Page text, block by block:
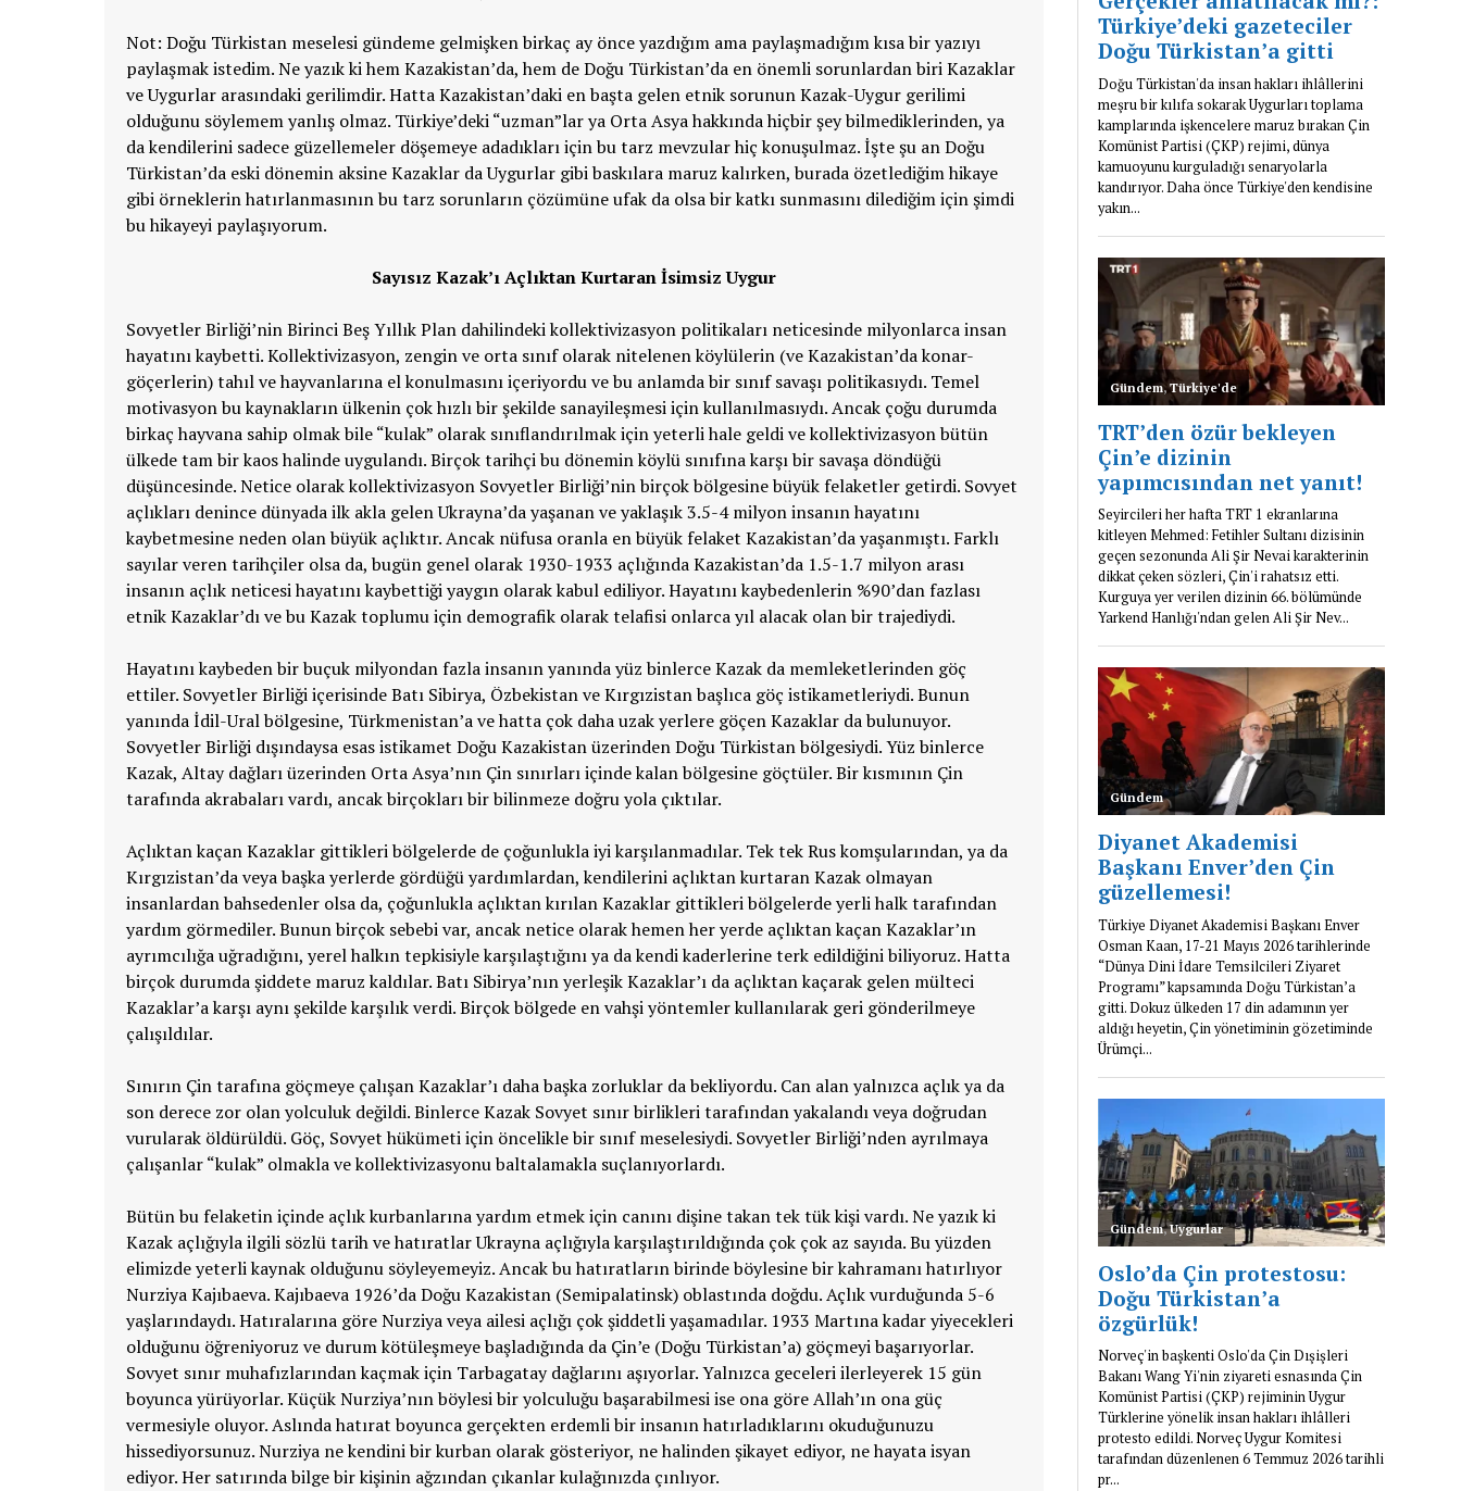
Not: Doğu Türkistan meselesi gündeme gelmişken birkaç ay önce yazdığım ama paylaşmadığım kısa bir yazıyı
paylaşmak istedim. Ne yazık ki hem Kazakistan’da, hem de Doğu Türkistan’da en önemli sorunlardan biri Kazaklar
ve Uygurlar arasındaki gerilimdir. Hatta Kazakistan’daki en başta gelen etnik sorunun Kazak-Uygur gerilimi
olduğunu söylemem yanlış olmaz. Türkiye’deki “uzman”lar ya Orta Asya hakkında hiçbir şey bilmediklerinden, ya
da kendilerini sadece güzellemeler döşemeye adadıkları için bu tarz mevzular hiç konuşulmaz. İşte şu an Doğu
Türkistan’da eski dönemin aksine Kazaklar da Uygurlar gibi baskılara maruz kalırken, burada özetlediğim hikaye
gibi örneklerin hatırlanmasının bu tarz sorunların çözümüne ufak da olsa bir katkı sunmasını dilediğim için şimdi
bu hikayeyi paylaşıyorum.
Sayısız Kazak’ı Açlıktan Kurtaran İsimsiz Uygur
Sovyetler Birliği’nin Birinci Beş Yıllık Plan dahilindeki kollektivizasyon politikaları neticesinde milyonlarca insan
hayatını kaybetti. Kollektivizasyon, zengin ve orta sınıf olarak nitelenen köylülerin (ve Kazakistan’da konar-
göçerlerin) tahıl ve hayvanlarına el konulmasını içeriyordu ve bu anlamda bir sınıf savaşı politikasıydı. Temel
motivasyon bu kaynakların ülkenin çok hızlı bir şekilde sanayileşmesi için kullanılmasıydı. Ancak çoğu durumda
birkaç hayvana sahip olmak bile “kulak” olarak sınıflandırılmak için yeterli hale geldi ve kollektivizasyon bütün
ülkede tam bir kaos halinde uygulandı. Birçok tarihçi bu dönemin köylü sınıfına karşı bir savaşa döndüğü
düşüncesinde. Netice olarak kollektivizasyon Sovyetler Birliği’nin birçok bölgesine büyük felaketler getirdi. Sovyet
açlıkları denince dünyada ilk akla gelen Ukrayna’da yaşanan ve yaklaşık 3.5-4 milyon insanın hayatını
kaybetmesine neden olan büyük açlıktır. Ancak nüfusa oranla en büyük felaket Kazakistan’da yaşanmıştı. Farklı
sayılar veren tarihçiler olsa da, bugün genel olarak 1930-1933 açlığında Kazakistan’da 1.5-1.7 milyon arası
insanın açlık neticesi hayatını kaybettiği yaygın olarak kabul ediliyor. Hayatını kaybedenlerin %90’dan fazlası
etnik Kazaklar’dı ve bu Kazak toplumu için demografik olarak telafisi onlarca yıl alacak olan bir trajediydi.
Hayatını kaybeden bir buçuk milyondan fazla insanın yanında yüz binlerce Kazak da memleketlerinden göç
ettiler. Sovyetler Birliği içerisinde Batı Sibirya, Özbekistan ve Kırgızistan başlıca göç istikametleriydi. Bunun
yanında İdil-Ural bölgesine, Türkmenistan’a ve hatta çok daha uzak yerlere göçen Kazaklar da bulunuyor.
Sovyetler Birliği dışındaysa esas istikamet Doğu Kazakistan üzerinden Doğu Türkistan bölgesiydi. Yüz binlerce
Kazak, Altay dağları üzerinden Orta Asya’nın Çin sınırları içinde kalan bölgesine göçtüler. Bir kısmının Çin
tarafında akrabaları vardı, ancak birçokları bir bilinmeze doğru yola çıktılar.
Açlıktan kaçan Kazaklar gittikleri bölgelerde de çoğunlukla iyi karşılanmadılar. Tek tek Rus komşularından, ya da
Kırgızistan’da veya başka yerlerde gördüğü yardımlardan, kendilerini açlıktan kurtaran Kazak olmayan
insanlardan bahsedenler olsa da, çoğunlukla açlıktan kırılan Kazaklar gittikleri bölgelerde yerli halk tarafından
yardım görmediler. Bunun birçok sebebi var, ancak netice olarak hemen her yerde açlıktan kaçan Kazaklar’ın
ayrımcılığa uğradığını, yerel halkın tepkisiyle karşılaştığını ya da kendi kaderlerine terk edildiğini biliyoruz. Hatta
birçok durumda şiddete maruz kaldılar. Batı Sibirya’nın yerleşik Kazaklar’ı da açlıktan kaçarak gelen mülteci
Kazaklar’a karşı aynı şekilde karşılık verdi. Birçok bölgede en vahşi yöntemler kullanılarak geri gönderilmeye
çalışıldılar.
Sınırın Çin tarafına göçmeye çalışan Kazaklar’ı daha başka zorluklar da bekliyordu. Can alan yalnızca açlık ya da
son derece zor olan yolculuk değildi. Binlerce Kazak Sovyet sınır birlikleri tarafından yakalandı veya doğrudan
vurularak öldürüldü. Göç, Sovyet hükümeti için öncelikle bir sınıf meselesiydi. Sovyetler Birliği’nden ayrılmaya
çalışanlar “kulak” olmakla ve kollektivizasyonu baltalamakla suçlanıyorlardı.
Bütün bu felaketin içinde açlık kurbanlarına yardım etmek için canını dişine takan tek tük kişi vardı. Ne yazık ki
Kazak açlığıyla ilgili sözlü tarih ve hatıratlar Ukrayna açlığıyla karşılaştırıldığında çok çok az sayıda. Bu yüzden
elimizde yeterli kaynak olduğunu söyleyemeyiz. Ancak bu hatıratların birinde böylesine bir kahramanı hatırlıyor
Nurziya Kajıbaeva. Kajıbaeva 1926’da Doğu Kazakistan (Semipalatinsk) oblastında doğdu. Açlık vurduğunda 5-6
yaşlarındaydı. Hatıralarına göre Nurziya veya ailesi açlığı çok şiddetli yaşamadılar. 1933 Martına kadar yiyecekleri
olduğunu öğreniyoruz ve durum kötüleşmeye başladığında da Çin’e (Doğu Türkistan’a) göçmeyi başarıyorlar.
Sovyet sınır muhafızlarından kaçmak için Tarbagatay dağlarını aşıyorlar. Yalnızca geceleri ilerleyerek 15 gün
boyunca yürüyorlar. Küçük Nurziya’nın böylesi bir yolculuğu başarabilmesi ise ona göre Allah’ın ona güç
vermesiyle oluyor. Aslında hatırat boyunca gerçekten erdemli bir insanın hatırladıklarını okuduğunuzu
hissediyorsunuz. Nurziya ne kendini bir kurban olarak gösteriyor, ne halinden şikayet ediyor, ne hayata isyan
ediyor. Her satırında bilge bir kişinin ağzından çıkanlar kulağınızda çınlıyor.